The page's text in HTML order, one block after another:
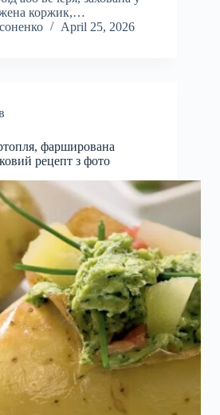
коржик,…
April 25, 2026
фарширована
рецепт з фото